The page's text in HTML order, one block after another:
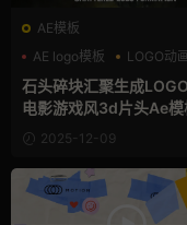
AE模板
AE logo模板
LOGO动
三维
石头碎块汇聚生成
电影游戏风3d片头Ae模
2025-12-09